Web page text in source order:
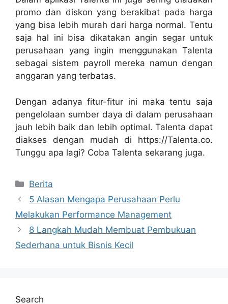
promo dan diskon yang berakibat pada harga
yang bisa lebih murah dari harga normal. Tentu
saja hal ini bisa dikatakan angin segar untuk
perusahaan yang ingin menggunakan Talenta
sebagai sistem payroll mereka namun dengan
anggaran yang terbatas.
Dengan adanya fitur-fitur ini maka tentu saja
pengelolaan sumber daya di dalam perusahaan
jauh lebih baik dan lebih optimal. Talenta dapat
diakses dengan mudah di https://Talenta.co.
Tunggu apa lagi? Coba Talenta sekarang juga.
Categories
Berita
5 Alasan Mengapa Perusahaan Perlu
Melakukan Performance Management
8 Langkah Mudah Membuat Pembukuan
Sederhana untuk Bisnis Kecil
Search